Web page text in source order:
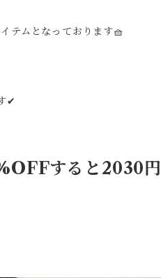
テムとなっております🧺
✔︎
すると 2030円